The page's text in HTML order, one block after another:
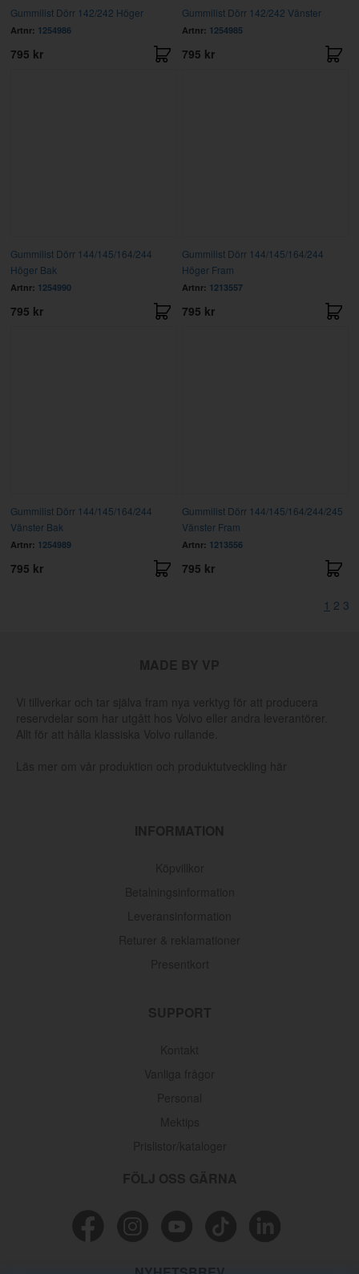
Gummilist Dörr 142/242 Höger
Artnr: 1254986
795 kr
Gummilist Dörr 142/242 Vänster
Artnr: 1254985
795 kr
Gummilist Dörr 144/145/164/244
Höger Bak
Artnr: 1254990
795 kr
Gummilist Dörr 144/145/164/244
Höger Fram
Artnr: 1213557
795 kr
Gummilist Dörr 144/145/164/244
Vänster Bak
Artnr: 1254989
795 kr
Gummilist Dörr 144/145/164/244/245
Vänster Fram
Artnr: 1213556
795 kr
1 2 3